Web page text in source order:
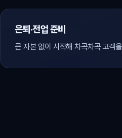
은퇴·전업 준비
큰 자본 없이 시작해 차곡차곡 고객